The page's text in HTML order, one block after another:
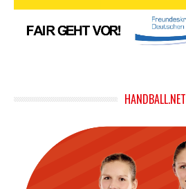
HANDBALL.NET